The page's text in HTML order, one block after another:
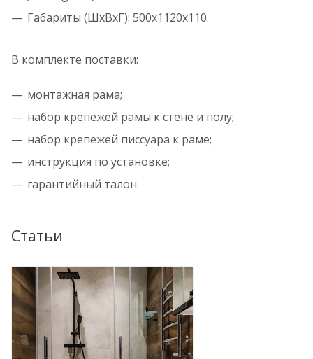
Габариты (ШхВхГ): 500х1120х110.
В комплекте поставки:
монтажная рама;
набор крепежей рамы к стене и полу;
набор крепежей писсуара к раме;
инструкция по установке;
гарантийный талон.
Статьи